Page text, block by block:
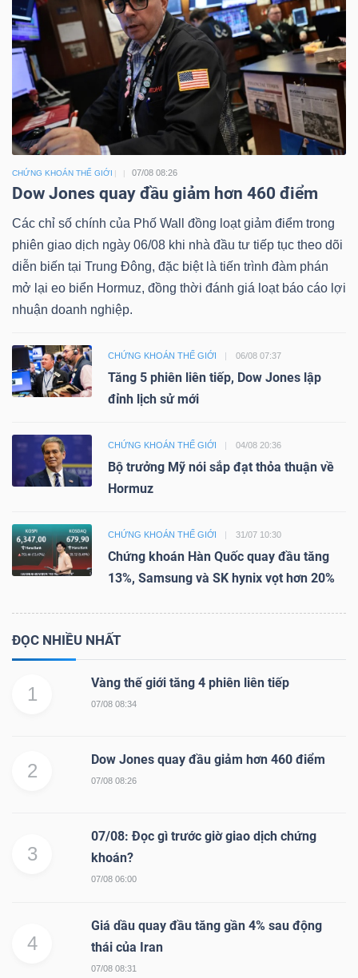
CHỨNG KHOÁN THẾ GIỚI 07/08 08:26
Dow Jones quay đầu giảm hơn 460 điểm
Các chỉ số chính của Phố Wall đồng loạt giảm điểm trong
phiên giao dịch ngày 06/08 khi nhà đầu tư tiếp tục theo dõi
diễn biến tại Trung Đông, đặc biệt là tiến trình đàm phán
mở lại eo biển Hormuz, đồng thời đánh giá loạt báo cáo lợi
nhuận doanh nghiệp.
CHỨNG KHOÁN THẾ GIỚI 06/08 07:37
Tăng 5 phiên liên tiếp, Dow Jones lập
đỉnh lịch sử mới
CHỨNG KHOÁN THẾ GIỚI 04/08 20:36
Bộ trưởng Mỹ nói sắp đạt thỏa thuận về
Hormuz
CHỨNG KHOÁN THẾ GIỚI 31/07 10:30
Chứng khoán Hàn Quốc quay đầu tăng
13%, Samsung và SK hynix vọt hơn 20%
ĐỌC NHIỀU NHẤT
1
Vàng thế giới tăng 4 phiên liên tiếp
07/08 08:34
2
Dow Jones quay đầu giảm hơn 460 điểm
07/08 08:26
3
07/08: Đọc gì trước giờ giao dịch chứng
khoán?
07/08 06:00
4
Giá dầu quay đầu tăng gần 4% sau động
thái của Iran
07/08 08:31